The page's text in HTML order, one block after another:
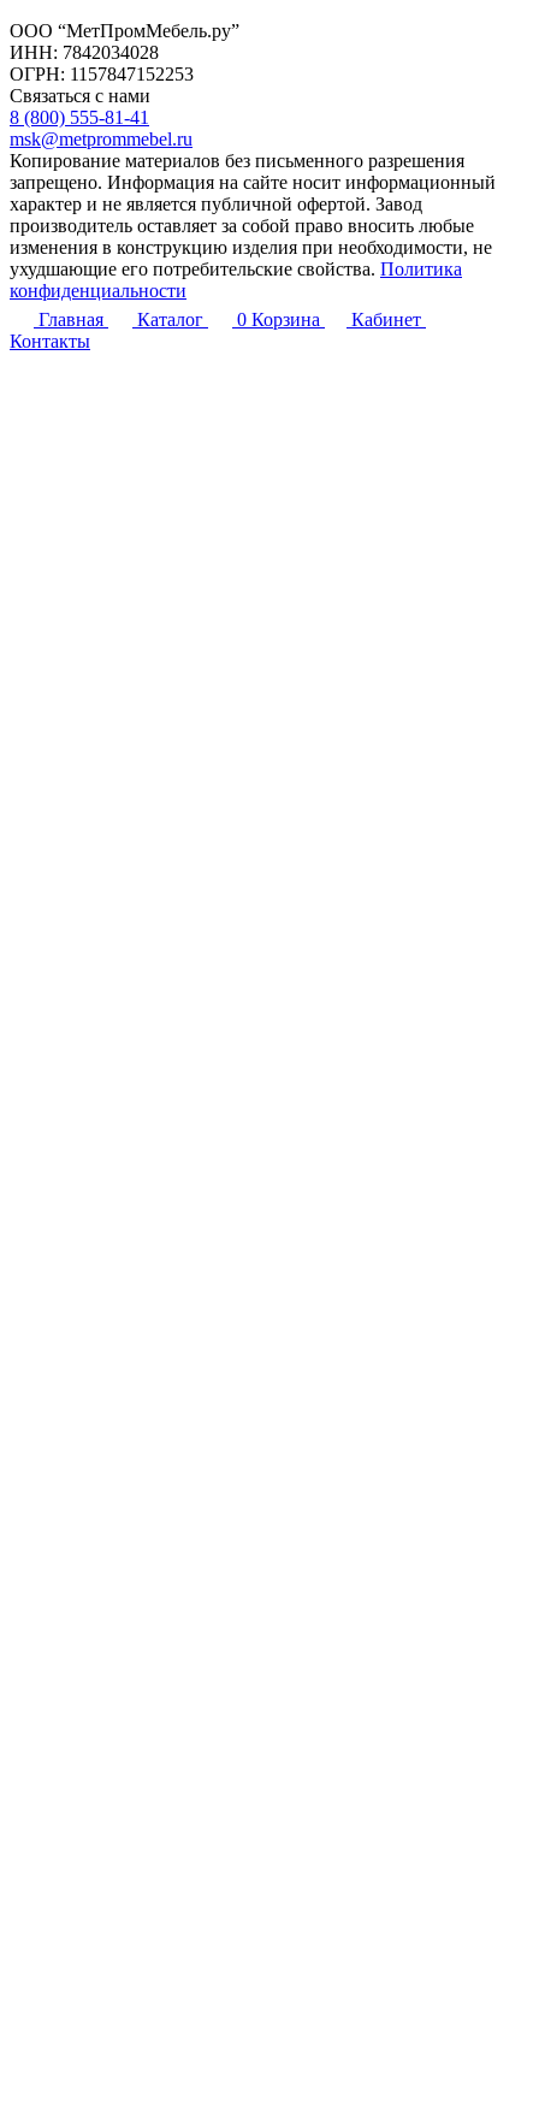
ООО “МетПромМебель.ру”
ИНН: 7842034028
ОГРН: 1157847152253
Связаться с нами
8 (800) 555-81-41
msk@metprommebel.ru
Копирование материалов без письменного разрешения
запрещено. Информация на сайте носит информационный
характер и не является публичной офертой. Завод
производитель оставляет за собой право вносить любые
изменения в конструкцию изделия при необходимости, не
ухудшающие его потребительские свойства. Политика
конфиденциальности
Главная
Каталог 0 Корзина
Кабинет
Контакты